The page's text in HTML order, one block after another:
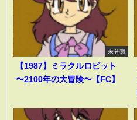
未分類
【1987】ミラクルロピット
〜2100年の大冒険〜【FC】